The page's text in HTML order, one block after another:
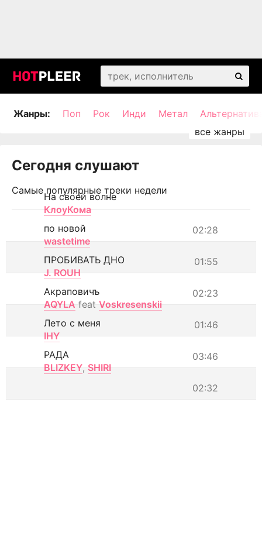
Жанры: Поп Рок Инди Метал
Сегодня слушают
Самые популярные треки недели
На своей волне
КлоуКома
02:28
по новой
wastetime
01:55
ПРОБИВАТЬ ДНО
J. ROUH
02:23
Акраповичъ
AQYLA feat Voskresenskii
01:46
Лето с меня
IHY
03:46
РАДА
BLIZKEY, SHIRI
02:32